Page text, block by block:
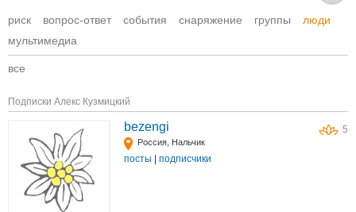
риск вопрос-ответ события снаряжение группы
люди
мультимедиа
все
Подписки Алекс Кузмицкий
5
bezengi
Россия, Нальчик
посты подписчики